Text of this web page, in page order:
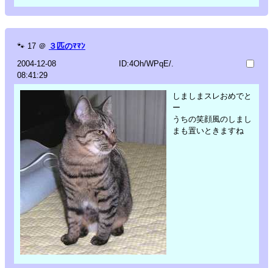
🐾 17 ＠ ３匹のﾏﾏﾝ
2004-12-08
08:41:29
ID:4Oh/WPqE/.
しましまスレおめでと
ー
うちの笑顔風のしまし
まも置いときますね